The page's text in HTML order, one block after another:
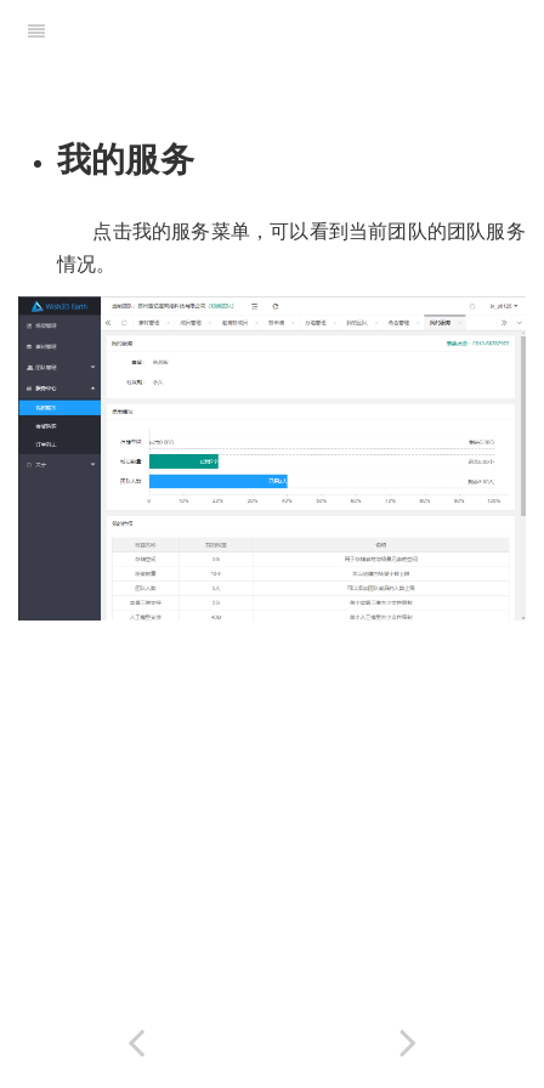
我的服务
点击我的服务菜单，可以看到当前团队的团队服务
情况。